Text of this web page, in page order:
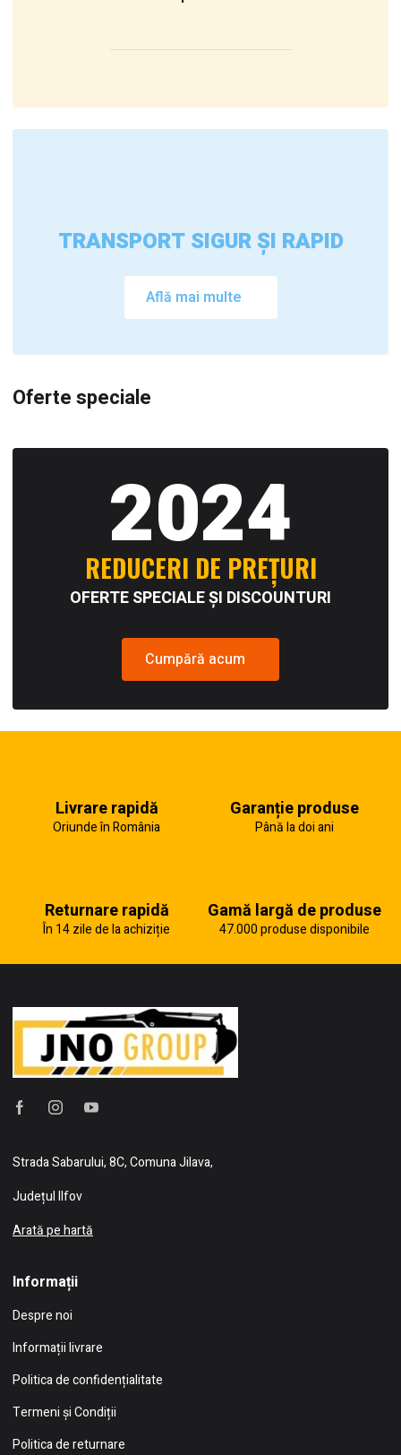
TRANSPORT SIGUR ȘI RAPID
Află mai multe
Oferte speciale
2024
REDUCERI DE PREȚURI
OFERTE SPECIALE ȘI DISCOUNTURI
Cumpără acum
Livrare rapidă
Oriunde în România
Garanție produse
Până la doi ani
Returnare rapidă
În 14 zile de la achiziție
Gamă largă de produse
47.000 produse disponibile
Strada Sabarului, 8C, Comuna Jilava,
Județul Ilfov
Arată pe hartă
Informații
Despre noi
Informații livrare
Politica de confidențialitate
Termeni și Condiții
Politica de returnare